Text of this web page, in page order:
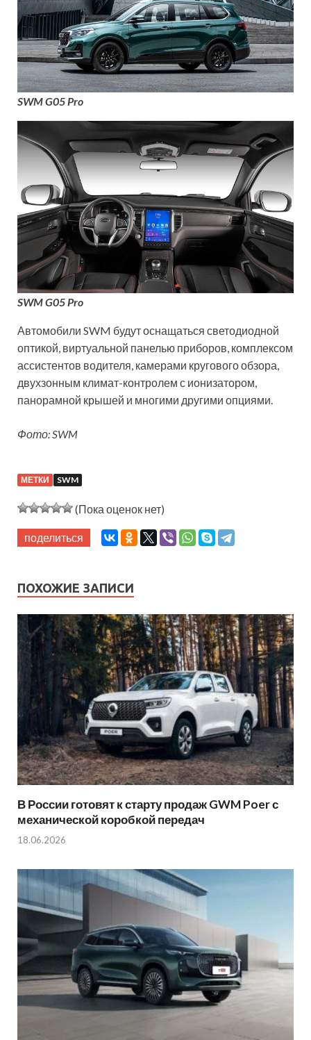
SWM G05 Pro
SWM G05 Pro
Автомобили SWM будут оснащаться светодиодной
оптикой, виртуальной панелью приборов, комплексом
ассистентов водителя, камерами кругового обзора,
двухзонным климат-контролем с ионизатором,
панорамной крышей и многими другими опциями.
Фото: SWM
МЕТКИ SWM
(Пока оценок нет)
поделиться
ПОХОЖИЕ ЗАПИСИ
В России готовят к старту продаж GWM Poer с
механической коробкой передач
18.06.2026